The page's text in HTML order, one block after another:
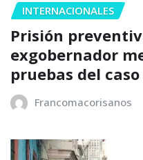
INTERNACIONALES
Prisión
exgobernador
pruebas del
Francomacorisanos